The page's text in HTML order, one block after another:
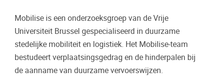
Mobilise is een onderzoeksgroep van de Vrije
Universiteit Brussel gespecialiseerd in duurzame
stedelijke mobiliteit en logistiek. Het Mobilise-team
bestudeert verplaatsingsgedrag en de hinderpalen bij
de aanname van duurzame vervoerswijzen.